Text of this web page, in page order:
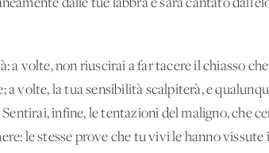
dalle tue labbra e sarà cantato
volte, non riuscirai a far tacere il chiasso
volte, la tua sensibilità scalpiterà, e
infine, le tentazioni del maligno, che
le stesse prove che tu vivi le hanno vissute